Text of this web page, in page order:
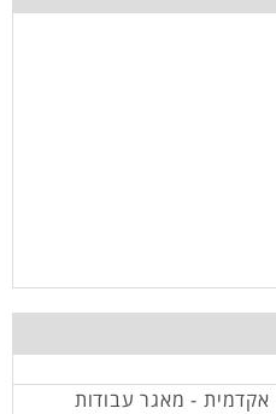
אקדמית - מאגר עבודות